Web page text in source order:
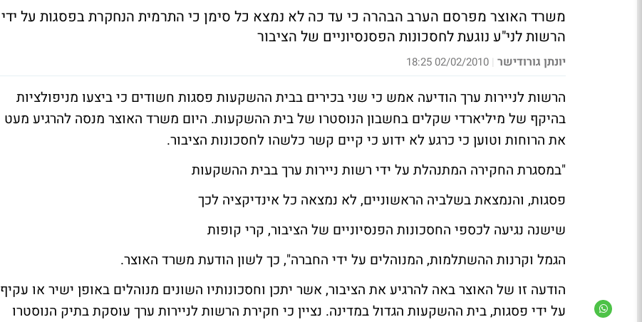
משרד האוצר מפרסם הערב הבהרה כי עד כה לא נמצא כל סימן כי התרמית הנחקרת בפסגות על ידי
הרשות לני"ע נוגעת לחסכונות הפסנסיוניים של הציבור
יונתן גורודישר |
02/02/2010 18:25
הרשות לניירות ערך הודיעה אמש כי שני בכירים בבית ההשקעות פסגות חשודים כי ביצעו מניפולציות
בהיקף של מיליארדי שקלים בחשבון הנוסטרו של בית ההשקעות. היום משרד האוצר מנסה להרגיע מעט
את הרוחות וטוען כי כרגע לא ידוע כי קיים קשר כלשהו לחסכונות הציבור.
"במסגרת החקירה המתנהלת על ידי רשות ניירות ערך בבית ההשקעות
פסגות, והנמצאת בשלביה הראשוניים, לא נמצאה כל אינדיקציה לכך
שישנה נגיעה לכספי החסכונות הפנסיוניים של הציבור, קרי קופות
הגמל וקרנות ההשתלמות, המנוהלים על ידי החברה", כך לשון הודעת משרד האוצר.
הודעה זו של האוצר באה להרגיע את הציבור, אשר יתכן וחסכונותיו השונים מנוהלים באופן ישיר או עקיף
על ידי פסגות, בית ההשקעות הגדול במדינה. נציין כי חקירת הרשות לניירות ערך עוסקת בתיק הנוסטרו